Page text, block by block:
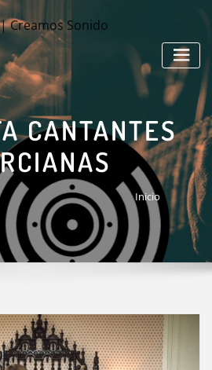
CANTANTES